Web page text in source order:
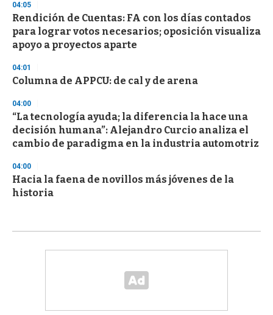
04:05
Rendición de Cuentas: FA con los días contados
para lograr votos necesarios; oposición visualiza
apoyo a proyectos aparte
04:01
Columna de APPCU: de cal y de arena
04:00
“La tecnología ayuda; la diferencia la hace una
decisión humana”: Alejandro Curcio analiza el
cambio de paradigma en la industria automotriz
04:00
Hacia la faena de novillos más jóvenes de la
historia